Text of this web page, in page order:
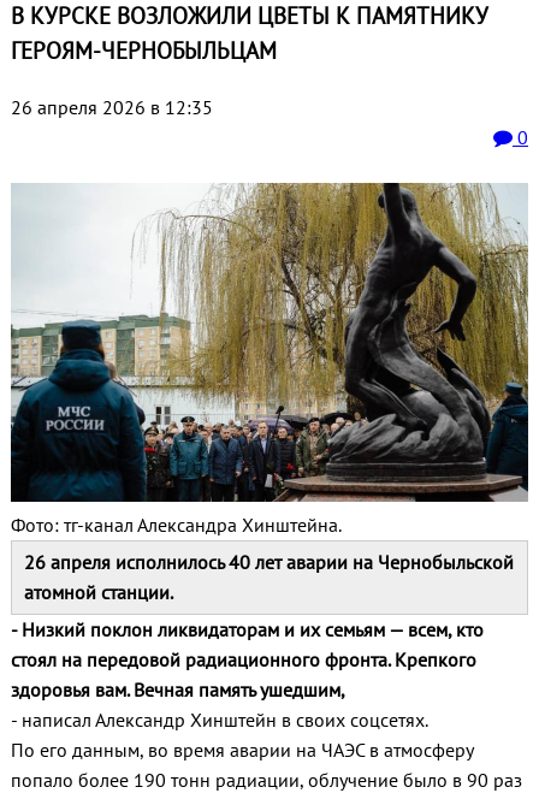
В КУРСКЕ ВОЗЛОЖИЛИ ЦВЕТЫ К ПАМЯТНИКУ
ГЕРОЯМ-ЧЕРНОБЫЛЬЦАМ
26 апреля 2026 в 12:35
0
Фото: тг-канал Александра Хинштейна.
26 апреля исполнилось 40 лет аварии на Чернобыльской
атомной станции.
- Низкий поклон ликвидаторам и их семьям — всем, кто
стоял на передовой радиационного фронта. Крепкого
здоровья вам. Вечная память ушедшим,
- написал Александр Хинштейн в своих соцсетях.
По его данным, во время аварии на ЧАЭС в атмосферу
попало более 190 тонн радиации, облучение было в 90 раз